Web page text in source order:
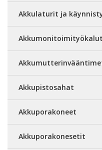
Akkulaturit ja
Akkumonitoimityökalut
Akkupistosahat
Akkuporakoneet
Akkuporakonesetit